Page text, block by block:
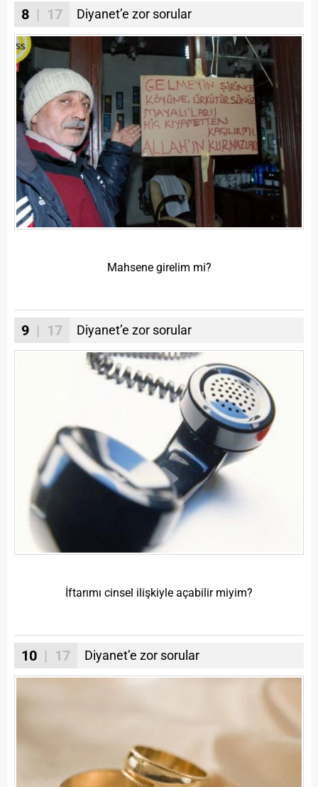
8 | 17 Diyanet’e zor sorular
Mahsene girelim mi?
9 | 17 Diyanet’e zor sorular
İftarımı cinsel ilişkiyle açabilir miyim?
10 | 17 Diyanet’e zor sorular